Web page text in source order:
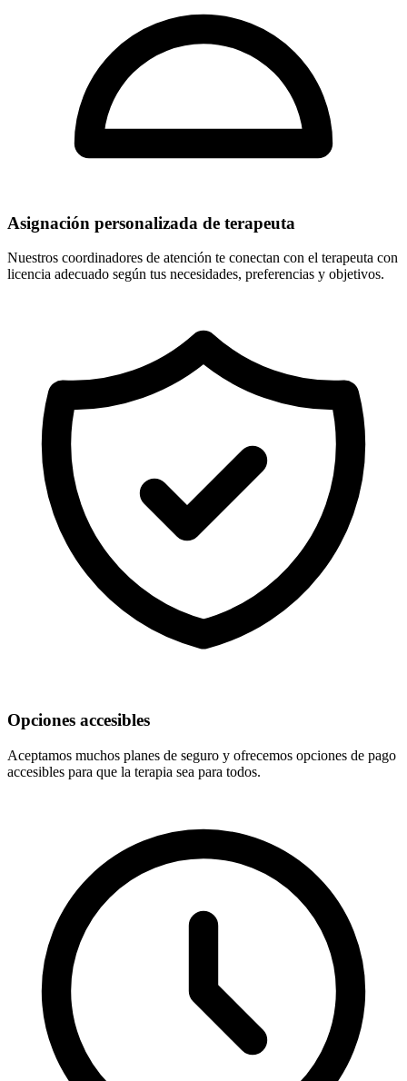
Asignación personalizada de terapeuta
Nuestros coordinadores de atención te conectan con el terapeuta con
licencia adecuado según tus necesidades, preferencias y objetivos.
Opciones accesibles
Aceptamos muchos planes de seguro y ofrecemos opciones de pago
accesibles para que la terapia sea para todos.